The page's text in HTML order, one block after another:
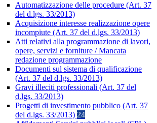
Automatizzazione delle procedure (Art. 37
del d.lgs. 33/2013)
Acquisizione interesse realizzazione opere
incompiute (Art. 37 del d.lgs. 33/2013)
Atti relativi alla programmazione di lavori,
opere, servizi e forniture / Mancata
redazione programmazione
Documenti sul sistema di qualificazione
(Art. 37 del d.lgs. 33/2013)
Gravi illeciti professionali (Art. 37 del
d.lgs. 33/2013)
Progetti di investimento pubblico (Art. 37
del d.lgs. 33/2013) 24